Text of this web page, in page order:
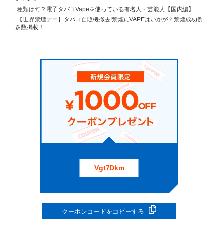
種類は何？電子タバコVapeを使っている有名人・芸能人【国内編】
【世界禁煙デー】タバコ自販機撤去!禁煙にVAPEはいかが？禁煙成功例
多数掲載！
Vgt7Dkm
クーポンコードをコピーする